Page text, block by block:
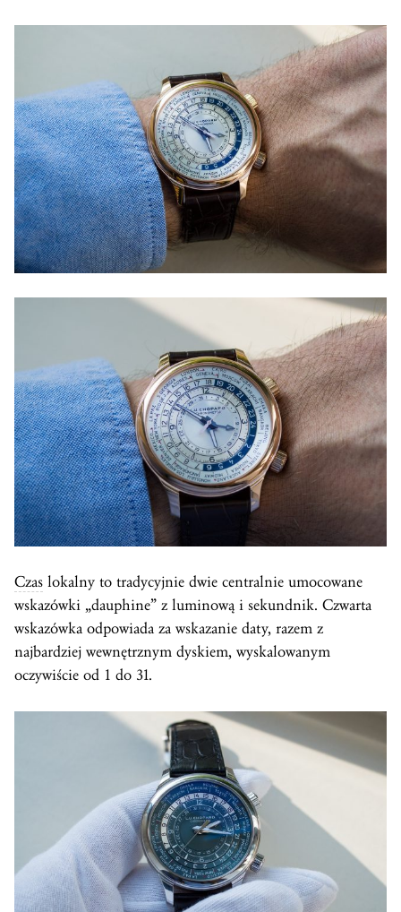
Czas lokalny to tradycyjnie dwie centralnie umocowane
wskazówki „dauphine” z luminową i sekundnik. Czwarta
wskazówka odpowiada za wskazanie daty, razem z
najbardziej wewnętrznym dyskiem, wyskalowanym
oczywiście od 1 do 31.